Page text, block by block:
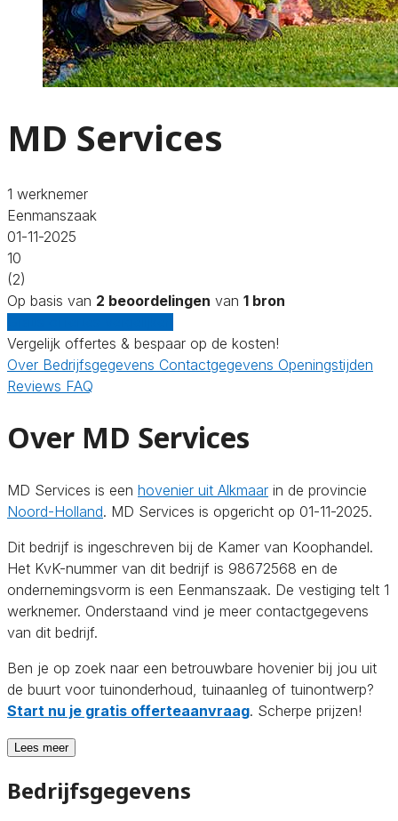
MD Services
1 werknemer
Eenmanszaak
01-11-2025
10
(2)
Op basis van 2 beoordelingen van 1 bron
Vergelijk offertes & bespaar op de kosten!
Over Bedrijfsgegevens Contactgegevens Openingstijden
Reviews FAQ
Over MD Services
MD Services is een hovenier uit Alkmaar in de provincie
Noord-Holland. MD Services is opgericht op 01-11-2025.
Dit bedrijf is ingeschreven bij de Kamer van Koophandel.
Het KvK-nummer van dit bedrijf is 98672568 en de
ondernemingsvorm is een Eenmanszaak. De vestiging telt 1
werknemer. Onderstaand vind je meer contactgegevens
van dit bedrijf.
Ben je op zoek naar een betrouwbare hovenier bij jou uit
de buurt voor tuinonderhoud, tuinaanleg of tuinontwerp?
Start nu je gratis offerteaanvraag. Scherpe prijzen!
Lees meer
Bedrijfsgegevens